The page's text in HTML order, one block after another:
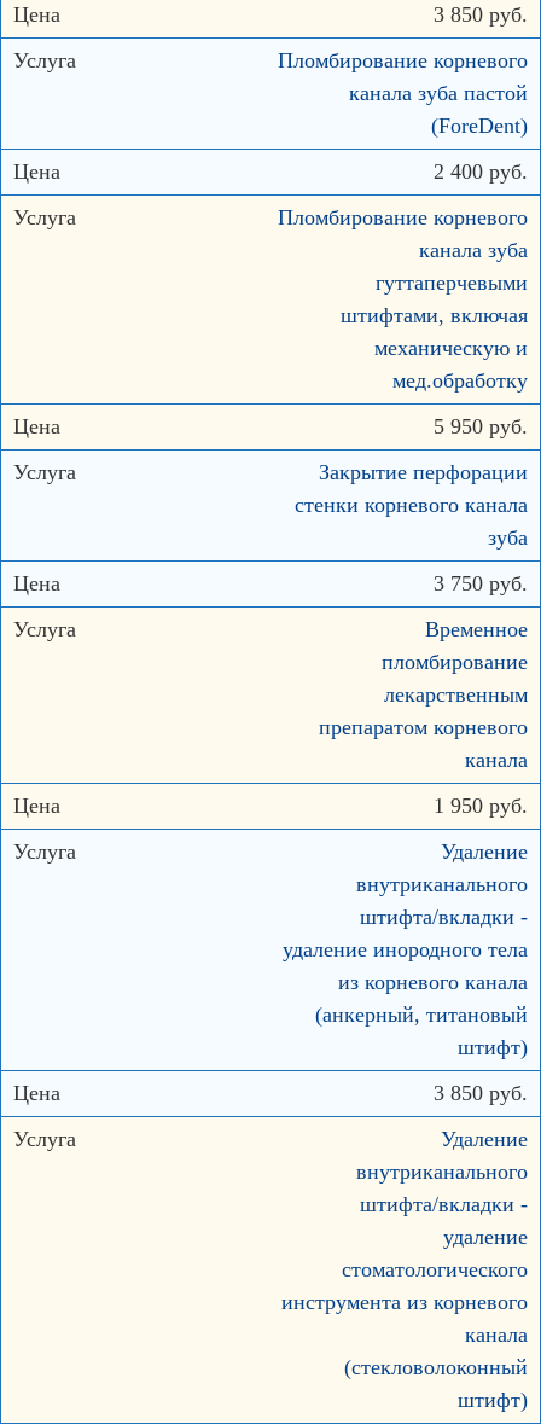
3 850 руб.
Пломбирование корневого
канала зуба пастой
(ForeDent)
2 400 руб.
Пломбирование корневого
канала зуба
гуттаперчевыми
штифтами, включая
механическую и
мед.обработку
5 950 руб.
Закрытие перфорации
стенки корневого канала
зуба
3 750 руб.
Временное
пломбирование
лекарственным
препаратом корневого
канала
1 950 руб.
Удаление
внутриканального
штифта/вкладки -
удаление инородного тела
из корневого канала
(анкерный, титановый
штифт)
3 850 руб.
Удаление
внутриканального
штифта/вкладки -
удаление
стоматологического
инструмента из корневого
канала
(стекловолоконный
штифт)